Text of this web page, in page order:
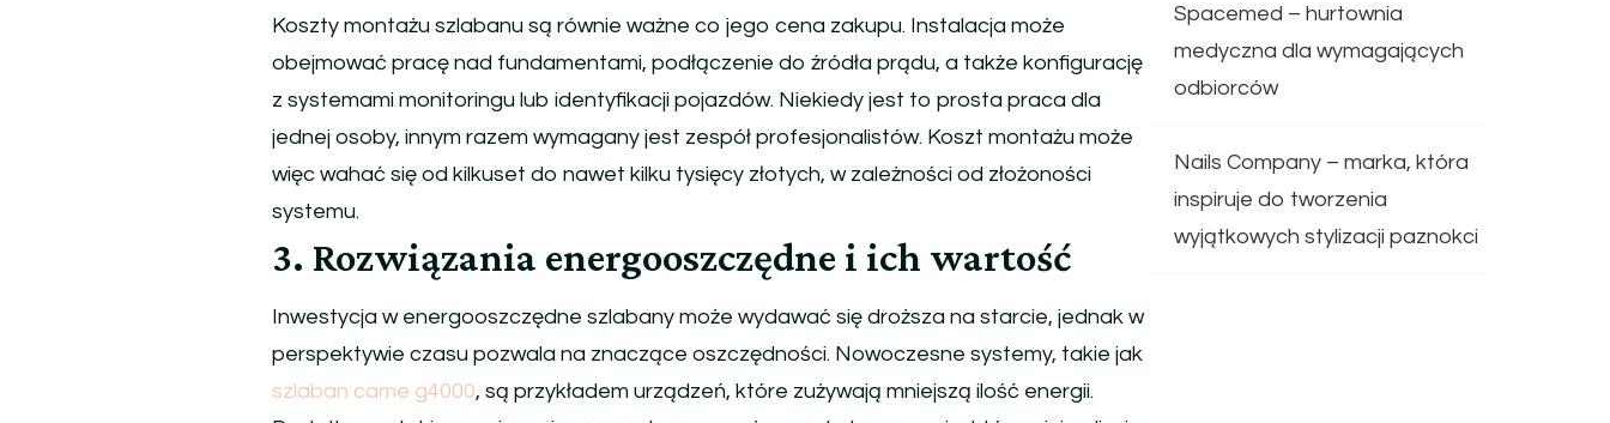
Koszty montażu szlabanu są równie ważne co jego cena zakupu. Instalacja może
obejmować pracę nad fundamentami, podłączenie do źródła prądu, a także konfigurację
z systemami monitoringu lub identyfikacji pojazdów. Niekiedy jest to prosta praca dla
jednej osoby, innym razem wymagany jest zespół profesjonalistów. Koszt montażu może
więc wahać się od kilkuset do nawet kilku tysięcy złotych, w zależności od złożoności
systemu.
3. Rozwiązania energooszczędne i ich wartość
Inwestycja w energooszczędne szlabany może wydawać się droższa na starcie, jednak w
perspektywie czasu pozwala na znaczące oszczędności. Nowoczesne systemy, takie jak
szlaban came g4000, są przykładem urządzeń, które zużywają mniejszą ilość energii.
Spacemed – hurtownia
medyczna dla wymagających
odbiorców
Nails Company – marka, która
inspiruje do tworzenia
wyjątkowych stylizacji paznokci